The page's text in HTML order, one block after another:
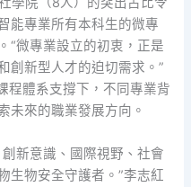
能專業所有本科生的微專
“微專業設立的初衷，正是
創新型人才的迫切需求。”
程體系支撐下，不同專業背
未來的職業發展方向。
新意識、國際視野、社會
生物安全守護者。”李志紅